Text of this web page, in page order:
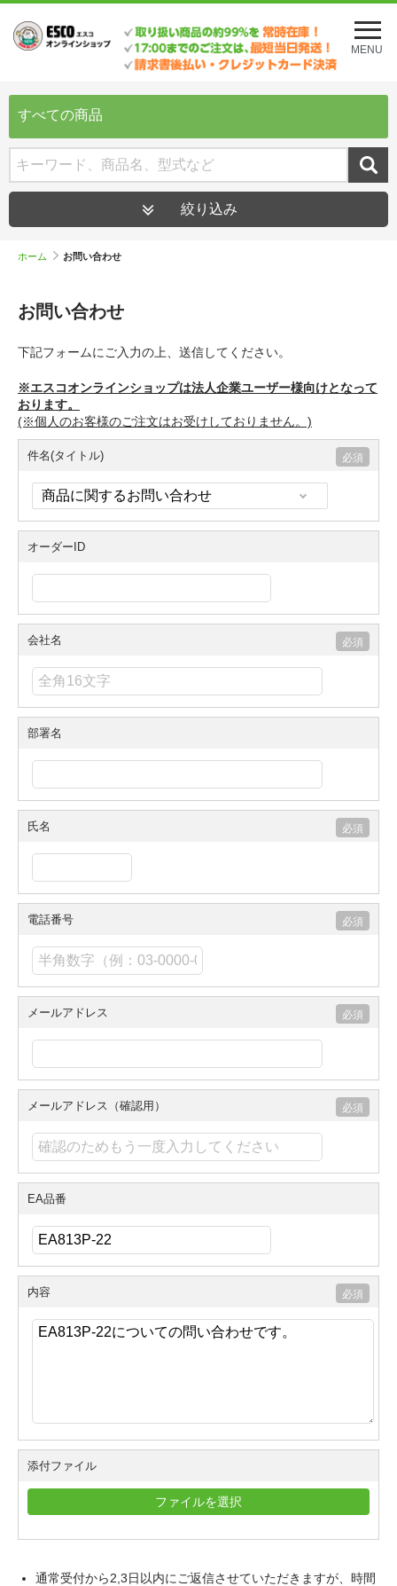
メ
ニ
ュ
を
MENU
すべての商品
絞り込み
ホーム お問い合わせ
お問い合わせ
下記フォームにご入力の上、送信してください。
※エスコオンラインショップは法人企業ユーザー様向けとなって
おります。
(※個人のお客様のご注文はお受けしておりません。)
件名(タイトル)
オーダーID
会社名
部署名
氏名
電話番号
メールアドレス
メールアドレス（確認用）
EA品番
内容
添付ファイル
ファイルを選択
通常受付から2,3日以内にご返信させていただきますが、時間